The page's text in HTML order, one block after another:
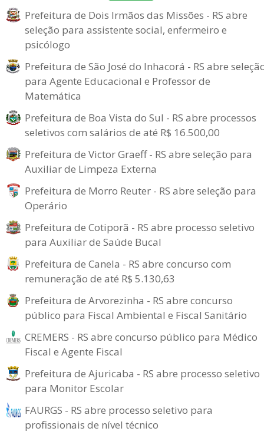
Prefeitura de Dois Irmãos das Missões - RS abre
seleção para assistente social, enfermeiro e
psicólogo
Prefeitura de São José do Inhacorá - RS abre
para Agente Educacional e Professor de
Matemática
Prefeitura de Boa Vista do Sul - RS abre processos
seletivos com salários de até R$ 16.500,00
Prefeitura de Victor Graeff - RS abre seleção para
Auxiliar de Limpeza Externa
Prefeitura de Morro Reuter - RS abre seleção para
Operário
Prefeitura de Cotiporã - RS abre processo seletivo
para Auxiliar de Saúde Bucal
Prefeitura de Canela - RS abre concurso com
remuneração de até R$ 5.130,63
Prefeitura de Arvorezinha - RS abre concurso
público para Fiscal Ambiental e Fiscal Sanitário
CREMERS - RS abre concurso público para Médico
Fiscal e Agente Fiscal
Prefeitura de Ajuricaba - RS abre processo seletivo
para Monitor Escolar
FAURGS - RS abre processo seletivo para
profissionais de nível técnico